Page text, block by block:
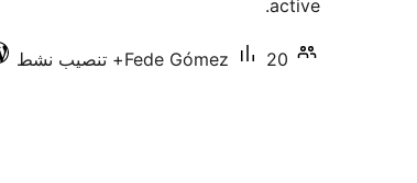
active.
Fede Gómez 20+ تنصيب نشط